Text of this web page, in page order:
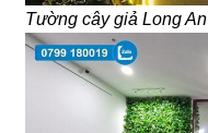
Tường cây giả Long An